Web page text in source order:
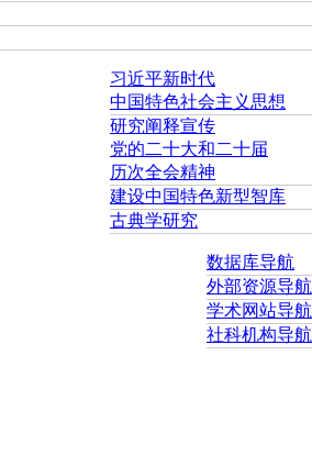
习近平新时代
中国特色社会主义思想
研究阐释宣传
党的二十大和二十届
历次全会精神
建设中国特色新型智库
古典学研究
数据库导航
外部资源导航
学术网站导航
社科机构导航